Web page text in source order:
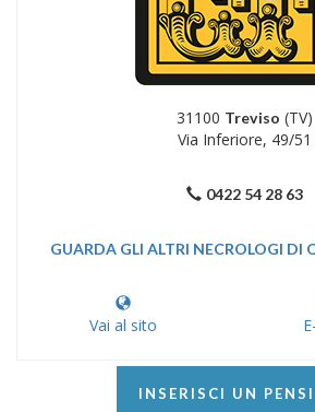
31100 Treviso (TV)
Via Inferiore, 49/51
0422 54 28 63
GUARDA GLI ALTRI NECROLOGI DI
Vai al sito
INSERISCI UN